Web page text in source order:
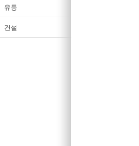
유통
건설